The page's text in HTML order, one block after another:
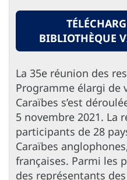
BIBLIOTHÈQUE
La 35e réunion des
Programme élargi de
Caraïbes s’est
5 novembre 2021. La
participants de 28
Caraïbes
françaises. Parmi les
des représentants